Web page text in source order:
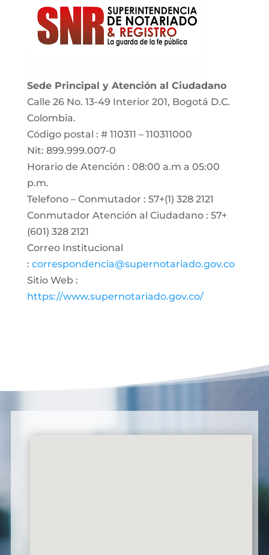
Sede Principal y Atención al Ciudadano
Calle 26 No. 13-49 Interior 201, Bogotá D.C.
Colombia.
Código postal : # 110311 – 110311000
Nit: 899.999.007-0
Horario de Atención : 08:00 a.m a 05:00
p.m.
Telefono – Conmutador : 57+(1) 328 2121
Conmutador Atención al Ciudadano : 57+
(601) 328 2121
Correo Institucional
: correspondencia@supernotariado.gov.co
Sitio Web :
https://www.supernotariado.gov.co/